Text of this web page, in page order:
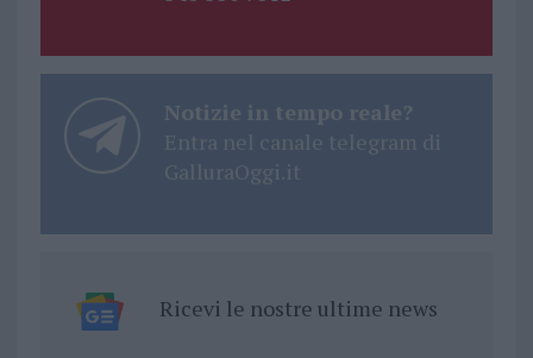
Notizie in tempo reale?
Entra nel canale telegram di
GalluraOggi.it
Ricevi le nostre ultime news